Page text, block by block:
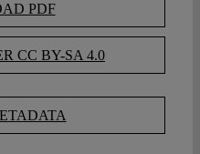
PDF
CC BY-SA 4.0